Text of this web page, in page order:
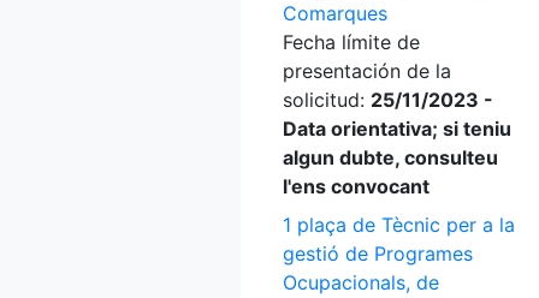
Comarques
Fecha límite de
presentación de la
solicitud: 25/11/2023 -
Data orientativa; si teniu
algun dubte, consulteu
l'ens convocant
1 plaça de Tècnic per a la
gestió de Programes
Ocupacionals, de